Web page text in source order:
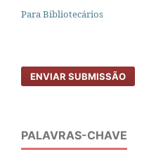
Para Bibliotecários
ENVIAR SUBMISSÃO
PALAVRAS-CHAVE